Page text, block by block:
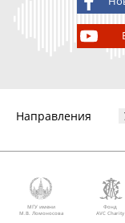
Направления
МГУ имени
М.В. Ломоносова
Фонд
AVC Charity